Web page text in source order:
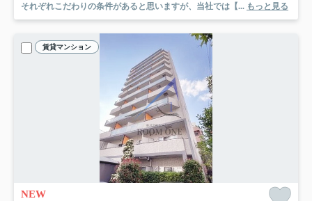
それぞれこだわりの条件があると思いますが、当社では【... もっと見る
賃貸マンション
NEW